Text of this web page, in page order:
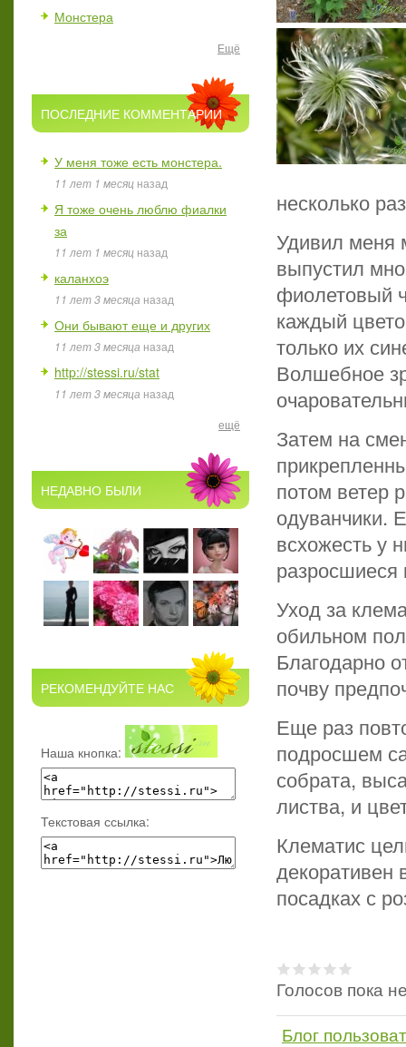
Монстера
Ещё
ПОСЛЕДНИЕ КОММЕНТАРИИ
У меня тоже есть монстера.
11 лет 1 месяц назад
Я тоже очень люблю фиалки
за
11 лет 1 месяц назад
каланхоэ
11 лет 3 месяца назад
Они бывают еще и других
11 лет 3 месяца назад
http://stessi.ru/stat
11 лет 3 месяца назад
ещё
НЕДАВНО БЫЛИ
РЕКОМЕНДУЙТЕ НАС
Наша кнопка:
Текстовая ссылка:
несколько
Удивил меня
выпустил
фиолетовый
каждый
только их
Волшебное
Затем на
потом ветер
одуванчики.
всхожесть у
разросшиеся
Уход за
обильном
Благодарно
почву
Еще раз
подросшем
собрата,
листва, и
Клематис
декоративен
посадках с
Голосов пока
Блог